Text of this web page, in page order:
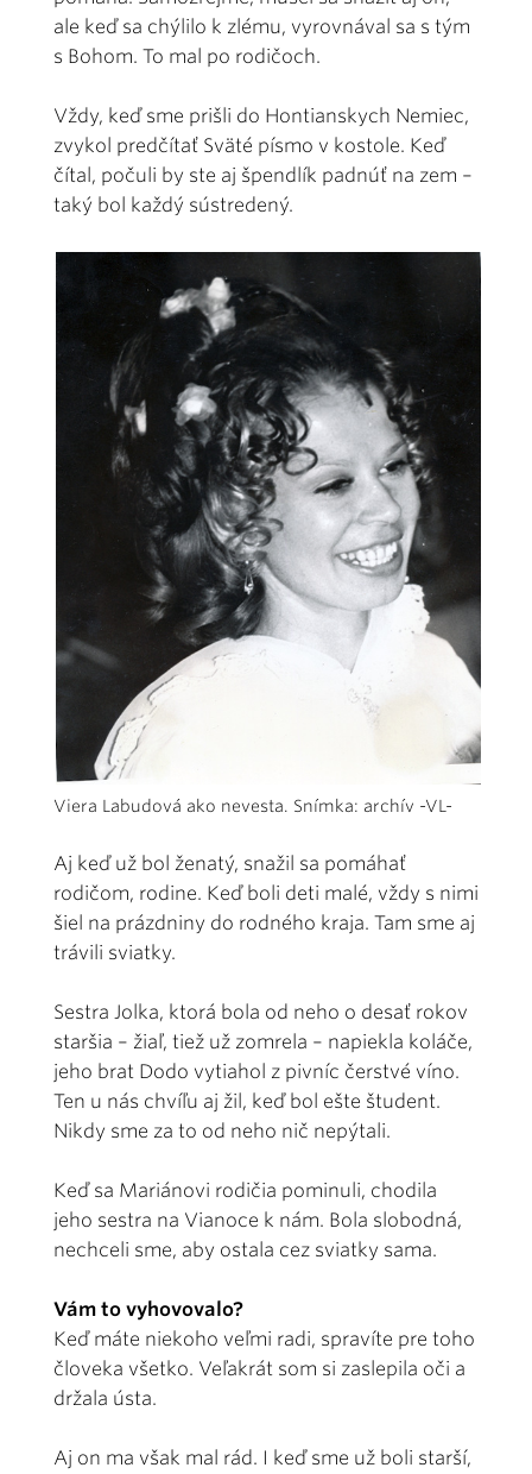
ale keď sa chýlilo k zlému, vyrovnával sa s tým
s Bohom. To mal po rodičoch.
Vždy, keď sme prišli do Hontianskych Nemiec,
zvykol predčítať Sväté písmo v kostole. Keď
čítal, počuli by ste aj špendlík padnúť na zem –
taký bol každý sústredený.
Viera Labudová ako nevesta. Snímka: archív -VL-
Aj keď už bol ženatý, snažil sa pomáhať
rodičom, rodine. Keď boli deti malé, vždy s nimi
šiel na prázdniny do rodného kraja. Tam sme aj
trávili sviatky.
Sestra Jolka, ktorá bola od neho o desať rokov
staršia – žiaľ, tiež už zomrela – napiekla koláče,
jeho brat Dodo vytiahol z pivníc čerstvé víno.
Ten u nás chvíľu aj žil, keď bol ešte študent.
Nikdy sme za to od neho nič nepýtali.
Keď sa Mariánovi rodičia pominuli, chodila
jeho sestra na Vianoce k nám. Bola slobodná,
nechceli sme, aby ostala cez sviatky sama.
Vám to vyhovovalo?
Keď máte niekoho veľmi radi, spravíte pre toho
človeka všetko. Veľakrát som si zaslepila oči a
držala ústa.
Aj on ma však mal rád. I keď sme už boli starší,